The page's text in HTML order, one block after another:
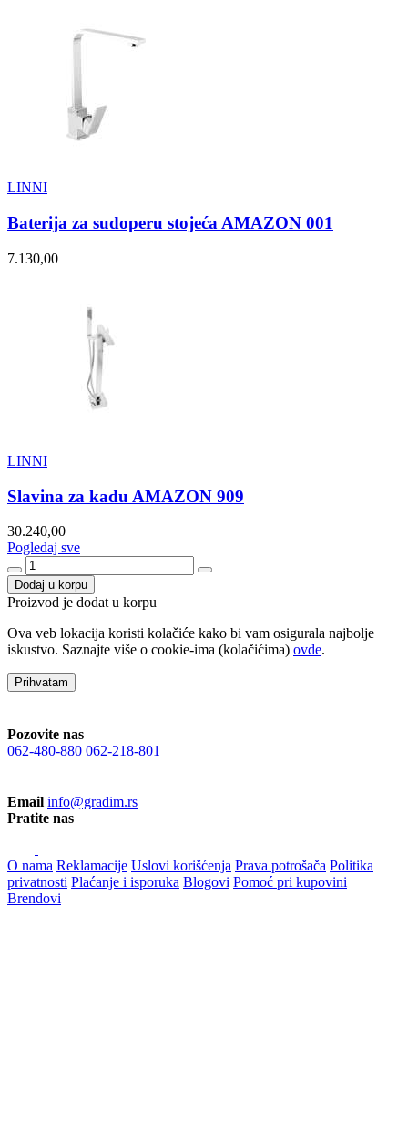
LINNI
Baterija za sudoperu stojeća AMAZON 001
7.130,00
LINNI
Slavina za kadu AMAZON 909
30.240,00
Pogledaj sve
Dodaj u korpu
Proizvod je dodat u korpu
Ova veb lokacija koristi kolačiće kako bi vam osigurala najbolje
iskustvo. Saznajte više o cookie-ima (kolačićima) ovde.
Prihvatam
Pozovite nas
062-480-880 062-218-801
Email info@gradim.rs
Pratite nas
O nama Reklamacije Uslovi korišćenja Prava potrošača Politika
privatnosti Plaćanje i isporuka Blogovi Pomoć pri kupovini
Brendovi